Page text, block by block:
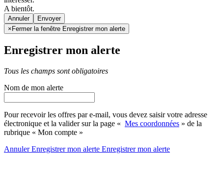
A bientôt.
Annuler
× Fermer la fenêtre Enregistrer mon alerte
Enregistrer mon alerte
Tous les champs sont obligatoires
Nom de mon alerte
Pour recevoir les offres par e-mail, vous devez saisir votre adresse
électronique et la valider sur la page « Mes coordonnées » de la
rubrique « Mon compte »
AnnulerEnregistrer mon alerte Enregistrermon alerte